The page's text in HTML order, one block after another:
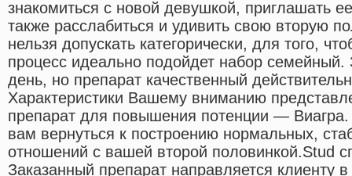
знакомиться с новой девушкой, приглашать
также расслабиться и удивить свою вторую
нельзя допускать категорически, для того,
процесс идеально подойдет набор
день, но препарат качественный
Характеристики Вашему вниманию
препарат для повышения потенции — Виагра.
вам вернуться к построению нормальных,
отношений с вашей второй половинкой.Stud
Заказанный препарат направляется клиенту